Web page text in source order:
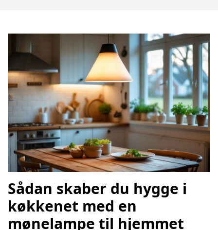
Sådan skaber du hygge i
køkkenet med en
mønelampe til hjemmet